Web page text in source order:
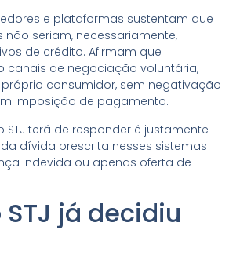
e plataformas sustentam que
não seriam, necessariamente,
de crédito. Afirmam que
canais de negociação voluntária,
consumidor, sem negativação
imposição de pagamento.
STJ terá de responder é justamente
dívida prescrita nesses sistemas
indevida ou apenas oferta de
STJ já decidiu